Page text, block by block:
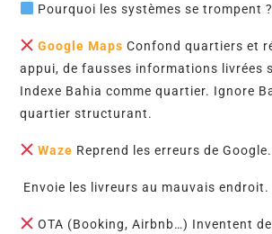
Pourquoi les systèmes se trompent ?
Google Maps Confond quartiers et
appui, de fausses informations livrées
Indexe Bahia comme quartier. Ignore
quartier structurant.
Waze Reprend les erreurs de Google.
Envoie les livreurs au mauvais endroit.
OTA (Booking, Airbnb…) Inventent